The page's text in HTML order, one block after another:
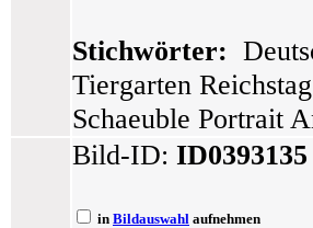
Stichwörter:
Tiergarten
Schaeuble Portrait
Bild-ID: ID0393135
in Bildauswahl aufnehmen